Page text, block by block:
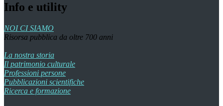
Info e utility
NOI CI SIAMO
Risorsa pubblica da oltre 700 anni
La nostra storia
Il patrimonio culturale
Professioni persone
Pubblicazioni scientifiche
Ricerca e formazione